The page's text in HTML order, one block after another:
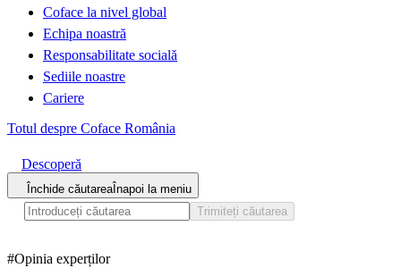
Coface la nivel global
Echipa noastră
Responsabilitate socială
Sediile noastre
Cariere
Totul despre Coface România
Descoperă
Închide căutareaÎnapoi la meniu
Trimiteți căutarea
#Opinia experților